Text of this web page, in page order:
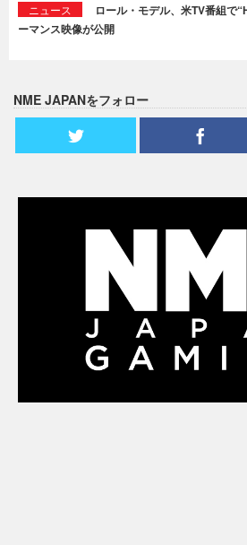
ニュース
ロール・モデル、米TV番組で
ーマンス映像が公開
NME JAPANをフォロー